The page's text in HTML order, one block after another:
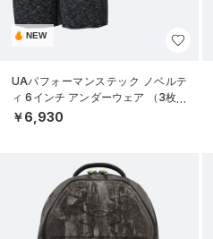
NEW
UAパフォーマンステック ノベルテ
ィ 6インチ アンダーウェア （3枚セ
ット）（トレーニング/MEN）
￥6,930